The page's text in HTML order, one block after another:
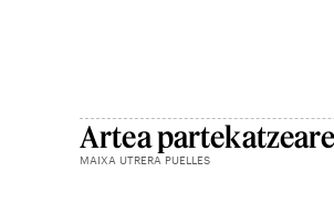
Artea
MAIXA UTRERA PUELLES